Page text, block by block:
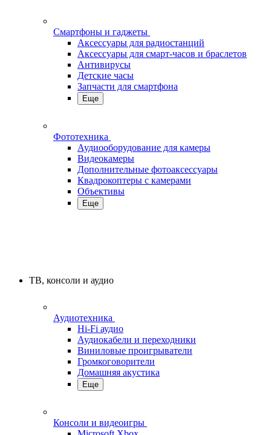
Смартфоны и гаджеты
Аксессуары для радиостанций
Аксессуары для смарт-часов и браслетов
Антивирусы
Детские часы
Запчасти для смартфона
Еще
Фототехника
Аудиооборудование для камеры
Видеокамеры
Дополнительные фотоаксессуары
Квадрокоптеры с камерами
Объективы
Еще
ТВ, консоли и аудио
Аудиотехника
Hi-Fi аудио
Аудиокабели и переходники
Виниловые проигрыватели
Громкоговорители
Домашняя акустика
Еще
Консоли и видеоигры